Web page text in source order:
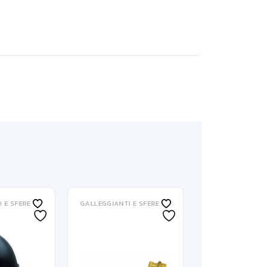
E SFERE GALLEGGIANTI E SFERE